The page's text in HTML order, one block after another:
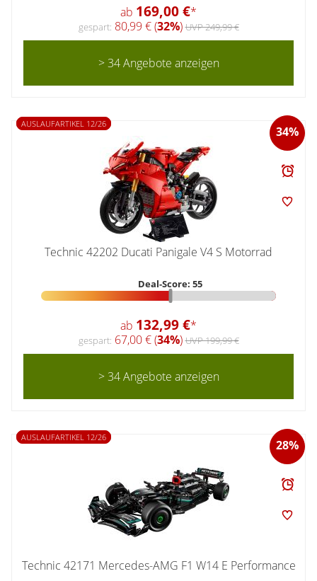
ab 169,00 €*
gespart: 80,99 € (32%)UVP 249,99 €
> 34 Angebote anzeigen
34%
AUSLAUFARTIKEL 12/26
Technic 42202 Ducati Panigale V4 S Motorrad
Deal-Score: 55
ab 132,99 €*
gespart: 67,00 € (34%)UVP 199,99 €
> 34 Angebote anzeigen
28%
AUSLAUFARTIKEL 12/26
Technic 42171 Mercedes-AMG F1 W14 E Performance